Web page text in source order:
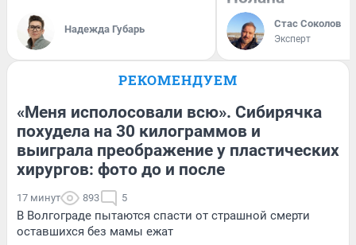
Надежда Губарь Стас Соколов
Эксперт
РЕКОМЕНДУЕМ
«Меня исполосовали всю». Сибирячка
похудела на 30 килограммов и
выиграла преображение у пластических
хирургов: фото до и после
17 минут 893 5
В Волгограде пытаются спасти от страшной смерти
оставшихся без мамы ежат